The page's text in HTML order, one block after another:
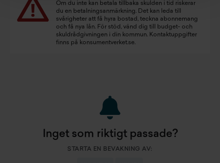
Om du inte kan betala tillbaka skulden i tid riskerar
du en betalningsanmärkning. Det kan leda till
svårigheter att få hyra bostad, teckna abonnemang
och få nya lån. För stöd, vänd dig till budget- och
skuldrådgivningen i din kommun. Kontaktuppgifter
finns på konsumentverket.se.
Inget som riktigt passade?
STARTA EN BEVAKNING AV: